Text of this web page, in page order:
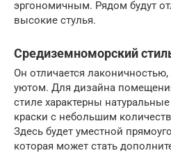
эргономичным. Рядом будут
высокие стулья.
Средиземноморский
Он отличается
уютом. Для дизайна
стиле характерны
краски с небольшим
Здесь будет уместной
которая может стать